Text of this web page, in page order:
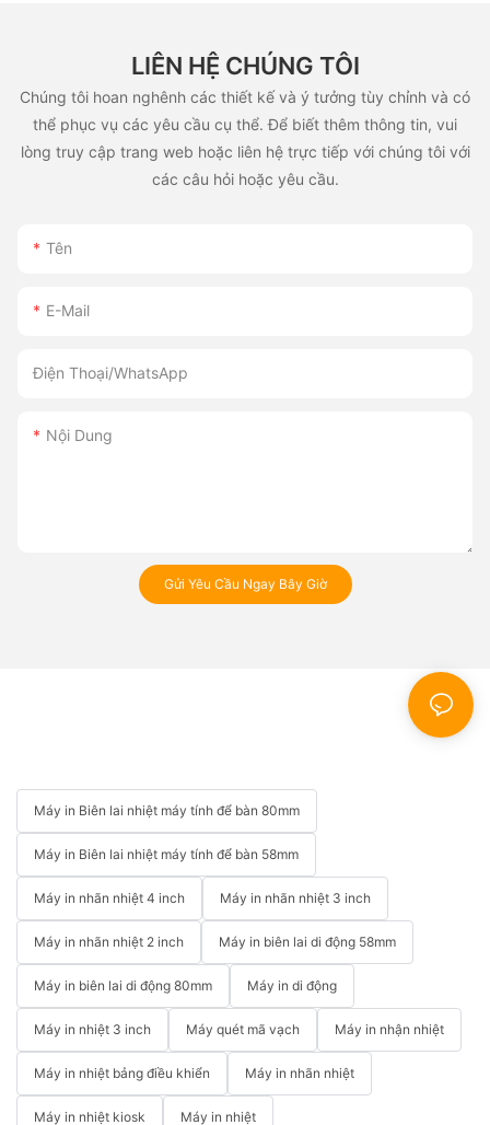
LIÊN HỆ CHÚNG TÔI
Chúng tôi hoan nghênh các thiết kế và ý tưởng tùy chỉnh và có
thể phục vụ các yêu cầu cụ thể. Để biết thêm thông tin, vui
lòng truy cập trang web hoặc liên hệ trực tiếp với chúng tôi với
các câu hỏi hoặc yêu cầu.
Tên
E-Mail
Điện Thoại/whatsApp
Nội Dung
Gửi Yêu Cầu Ngay Bây Giờ
Máy in Biên lai nhiệt máy tính để bàn 80mm
Máy in Biên lai nhiệt máy tính để bàn 58mm
Máy in nhãn nhiệt 4 inch Máy in nhãn nhiệt 3 inch
Máy in nhãn nhiệt 2 inch Máy in biên lai di động 58mm
Máy in biên lai di động 80mm Máy in di động
Máy in nhiệt 3 inch Máy quét mã vạch Máy in nhận nhiệt
Máy in nhiệt bảng điều khiển Máy in nhãn nhiệt
Máy in nhiệt kiosk Máy in nhiệt